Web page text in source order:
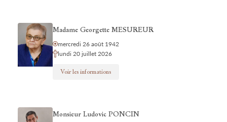
Madame Georgette MESUREUR
mercredi 26 août 1942
lundi 20 juillet 2026
Voir les informations
Monsieur Ludovic PONCIN